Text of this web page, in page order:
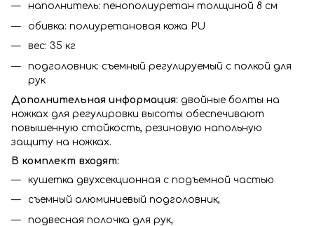
наполнитель: пенополиуретан толщиной 8 см
обивка: полиуретановая кожа PU
вес: 35 кг
подголовник: съемный регулируемый с полкой для
рук
Дополнительная информация: двойные болты на
ножках для регулировки высоты обеспечивают
повышенную стойкость, резиновую напольную
защиту на ножках.
В комплект входят:
кушетка двухсекционная с подъемной частью
съемный алюминиевый подголовник,
подвесная полочка для рук,